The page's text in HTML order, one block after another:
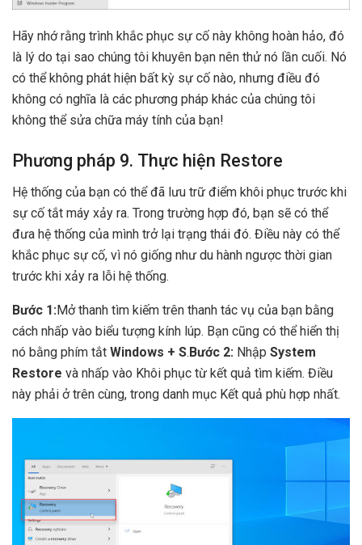
Hãy nhớ rằng trình khắc phục sự cố này không hoàn hảo, đó
là lý do tại sao chúng tôi khuyên bạn nên thử nó lần cuối. Nó
có thể không phát hiện bất kỳ sự cố nào, nhưng điều đó
không có nghĩa là các phương pháp khác của chúng tôi
không thể sửa chữa máy tính của bạn!
Phương pháp 9. Thực hiện Restore
Hệ thống của bạn có thể đã lưu trữ điểm khôi phục trước khi
sự cố tắt máy xảy ra. Trong trường hợp đó, bạn sẽ có thể
đưa hệ thống của mình trở lại trạng thái đó. Điều này có thể
khắc phục sự cố, vì nó giống như du hành ngược thời gian
trước khi xảy ra lỗi hệ thống.
Bước 1:Mở thanh tìm kiếm trên thanh tác vụ của bạn bằng
cách nhấp vào biểu tượng kính lúp. Bạn cũng có thể hiển thị
nó bằng phím tắt Windows + S.Bước 2: Nhập System
Restore và nhấp vào Khôi phục từ kết quả tìm kiếm. Điều
này phải ở trên cùng, trong danh mục Kết quả phù hợp nhất.